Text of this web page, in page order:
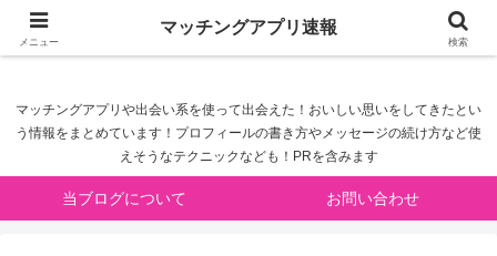
マッチングアプリ速報
マッチングアプリや出会い系を使って出会えた！おいしい思いをしてきたとい
う情報をまとめています！プロフィールの書き方やメッセージの続け方など使
えそうなテクニックなども！PRを含みます
当ブログについて お問い合わせ
メニュー
マッチングアプリ速報
検索